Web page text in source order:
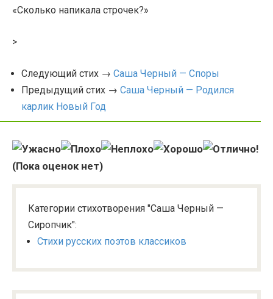
«Сколько напикала строчек?»
>
Следующий стих → Саша Черный — Споры
Предыдущий стих → Саша Черный — Родился
карлик Новый Год
(Пока оценок нет)
Категории стихотворения "Саша Черный —
Сиропчик":
Стихи русских поэтов классиков